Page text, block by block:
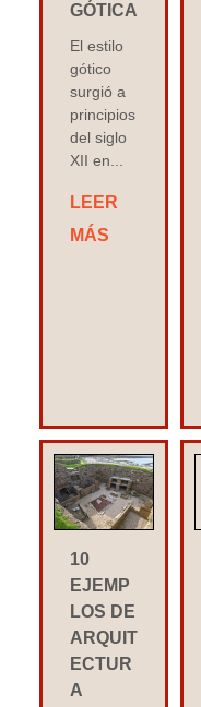
GÓTICA
El estilo
gótico
surgió a
principios
del siglo
XII en...
LEER
MÁS
10
EJEMP
LOS DE
ARQUIT
ECTUR
A